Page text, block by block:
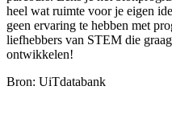
heel wat ruimte voor je eigen
geen ervaring te hebben met
liefhebbers van STEM die
ontwikkelen!
Bron: UiTdatabank